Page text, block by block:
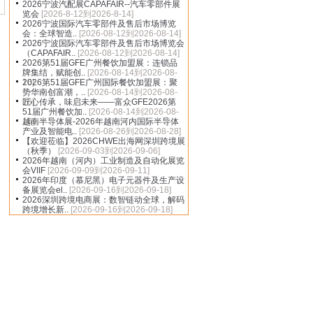
2026宁波汽配展CAPAFAIR--汽车零部件展
览会 [2026-8-12到2026-8-14]
2026宁波国际汽车零部件及售后市场博览
会：全球智造.. [2026-08-12到2026-08-14]
2026宁波国际汽车零部件及售后市场博览会
（CAPAFAIR.. [2026-08-12到2026-08-14]
2026第51届GFE广州餐饮加盟展：连锁品
牌集结，赋能创.. [2026-08-14到2026-08-
16]
2026第51届GFE广州国际餐饮加盟展：聚
势华南创富潮，.. [2026-08-14到2026-08-
16]
匠心传承，味启未来——富众GFE2026第
51届广州餐饮加.. [2026-08-14到2026-08-
16]
越南半导体展-2026年越南河内国际半导体
产业及智能电.. [2026-08-26到2026-08-28]
【欢迎莅临】2026CHWE出海网深圳跨境展
（秋季）
[2026-09-03到2026-09-06]
2026年越南（河内）工业制造及自动化展览
会VIIF [2026-09-09到2026-09-11]
2026年印度（慕尼黑）电子元器件及生产设
备展览会el.. [2026-09-16到2026-09-18]
2026深圳跨境电商展：数智链动全球，解码
跨境增长新.. [2026-09-16到2026-09-18]